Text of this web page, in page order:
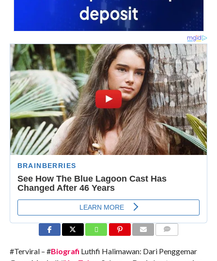
#Terviral – #Biografi Luthfi Halimawan: Dari Penggemar